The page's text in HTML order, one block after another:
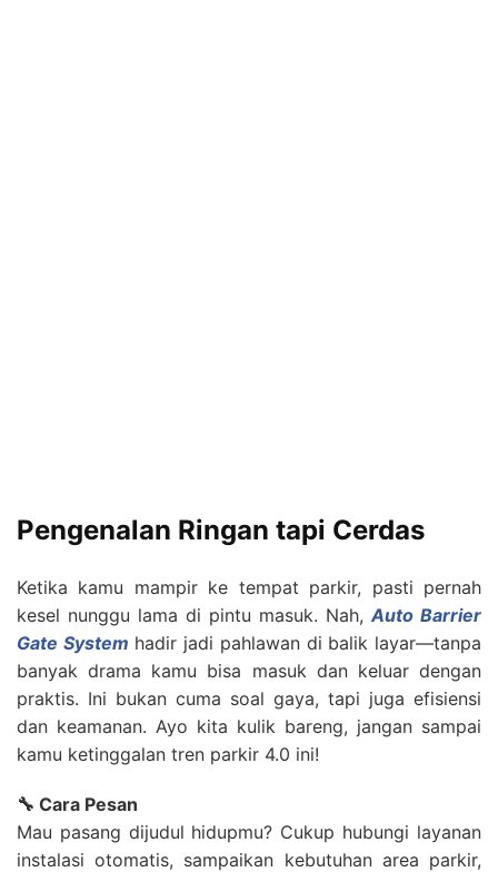
Pengenalan Ringan tapi Cerdas
Ketika kamu mampir ke tempat parkir, pasti pernah
kesel nunggu lama di pintu masuk. Nah, Auto Barrier
Gate System hadir jadi pahlawan di balik layar—tanpa
banyak drama kamu bisa masuk dan keluar dengan
praktis. Ini bukan cuma soal gaya, tapi juga efisiensi
dan keamanan. Ayo kita kulik bareng, jangan sampai
kamu ketinggalan tren parkir 4.0 ini!
🔧 Cara Pesan
Mau pasang dijudul hidupmu? Cukup hubungi layanan
instalasi otomatis, sampaikan kebutuhan area parkir,